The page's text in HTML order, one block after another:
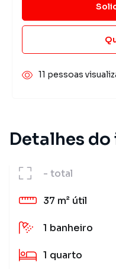
Detalhes do
- total
37 m² útil
1 banheiro
1 quarto
11 pessoas